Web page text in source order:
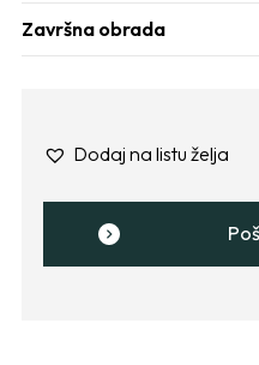
Završna obrada
Dodaj na listu želja